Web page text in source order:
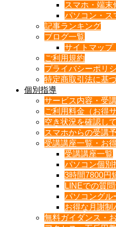
スマホ・端末
パソコン・ス
記事ランキング
ブログ一覧
サイトマップ
ご利用規約
プライバシーポリ
特定商取引法に基
個別指導
サービス内容・受
ご利用料金（お得
空き状況を確認し
スマホからの受講
受講講座一覧・お
受講講座一覧
パソコン個
3時間7800円
LINEでの質
パソコング
お得な月謝制
無料ガイダンス・